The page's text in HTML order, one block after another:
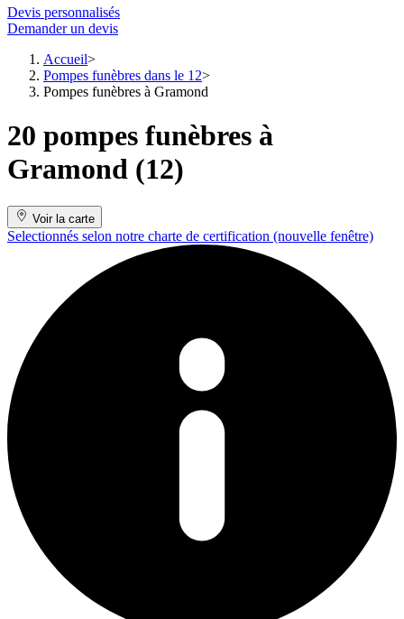
Devis personnalisés
Demander un devis
Accueil
Pompes funèbres dans le 12
Pompes funèbres à Gramond
20 pompes funèbres à
Gramond (12)
Voir la carte
Selectionnés selon notre charte de certification (nouvelle fenêtre)